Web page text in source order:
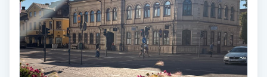
Fransförlängning
Fransförlängning Megavolym